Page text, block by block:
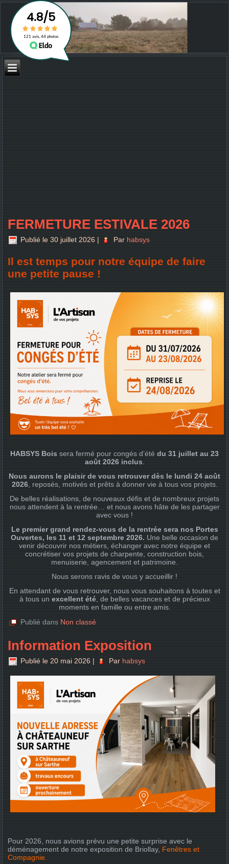
FERMETURE ESTIVALE 2026
Publié le 30 juillet 2026 | Par habsys
Il est temps pour notre équipe de faire
une petite pause !
HABSYS Bois sera fermé pour congés d’été du 31 juillet au 23
août 2026 inclus.
Nous aurons le plaisir de vous retrouver dès le lundi 24 août
2026, reposés, motivés et prêts à donner vie à tous vos projets.
De belles réalisations, de nouveaux défis et de nombreux projets
nous attendent à la rentrée… et nous avons hâte de les partager
avec vous !
Le premier grand rendez-vous de la rentrée sera nos Portes
Ouvertes, les 11 et 12 septembre 2026. Une belle occasion de
venir découvrir nos métiers, échanger avec notre équipe et
concrétiser vos projets de charpente, construction bois,
menuiserie, agencement et patrimoine.
Nous serons ravis de vous y accueillir !
En attendant de vous retrouver, nous vous souhaitons à toutes et
à tous un excellent été, de belles vacances et de précieux
moments en famille ou entre amis.
Publié dans Non classé
Information Exposition
Publié le 20 mai 2026 | Par habsys
Pour 2026, nous avions prévu une petite surprise avec le
déménagement de notre exposition de Briollay, Fenêtres et
Compagnie